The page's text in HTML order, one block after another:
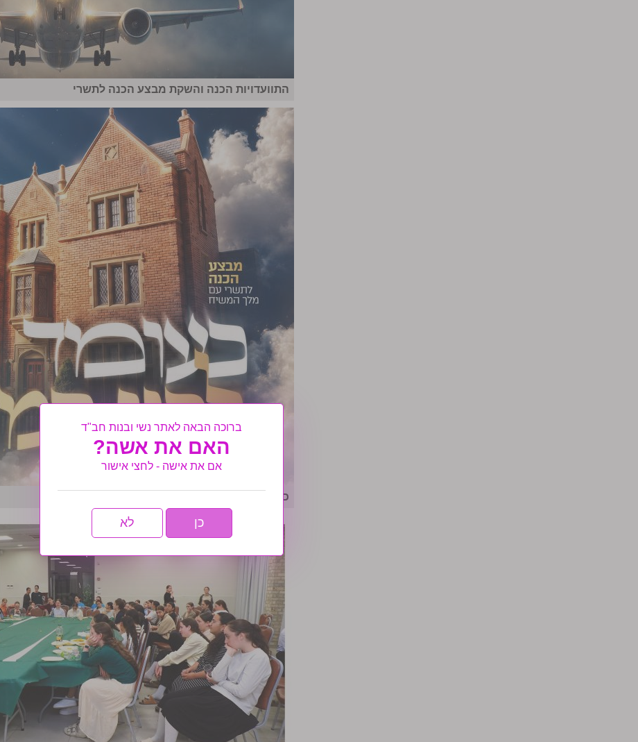
התוועדויות הכנה והשקת מבצע הכנה לתשרי
כעומד לפני המלך: מבצע הכנה תשרי פ"ז
ברוכה הבאה לאתר נשי ובנות חב"ד
האם את אשה?
אם את אישה - לחצי אישור
כן לא